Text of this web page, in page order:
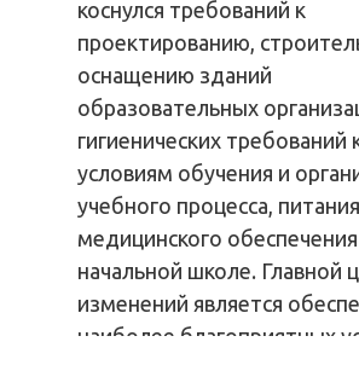
коснулся требований к
проектированию,
оснащению зданий
образовательных
гигиенических требований
условиям обучения и
учебного процесса,
медицинского
начальной школе. Главной
изменений является
наиболее благоприятных